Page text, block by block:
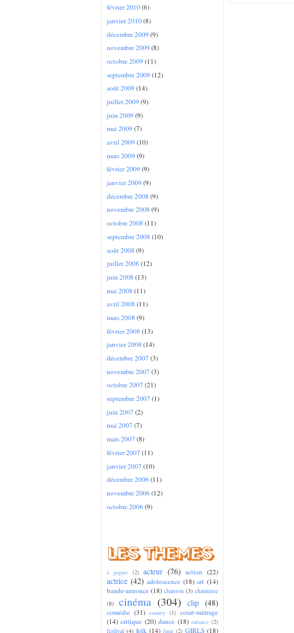
février 2010(6)
janvier 2010(8)
décembre 2009 (9)
novembre 2009 (8)
octobre 2009 (11)
septembre 2009 (12)
août 2009 (14)
juillet 2009 (9)
juin 2009 (9)
mai 2009 (7)
avril 2009 (10)
mars 2009 (9)
février 2009 (9)
janvier 2009 (9)
décembre 2008 (9)
novembre 2008 (9)
octobre 2008 (11)
septembre 2008 (10)
août 2008 (9)
juillet 2008 (12)
juin 2008 (13)
mai 2008 (11)
avril 2008 (11)
mars 2008 (9)
février 2008 (13)
janvier 2008 (14)
décembre 2007 (3)
novembre 2007 (3)
octobre 2007 (21)
septembre 2007 (1)
juin 2007 (2)
mai 2007 (7)
mars 2007 (8)
février 2007 (11)
janvier 2007 (10)
décembre 2006(11)
novembre 2006(12)
octobre 2006(9)
à gagner (2) acteur (76) action (22)
actrice (42) adolescence (18) art (14)
bande-annonce (18) chanson (3) chanteuse
(8)
cinéma (304) clip (48)
comédie (31) country (1)
court-métrage
(14) critique (20) dance (18) enfance (2)
festival (4) folk (14) futur (2) GIRLS (18)